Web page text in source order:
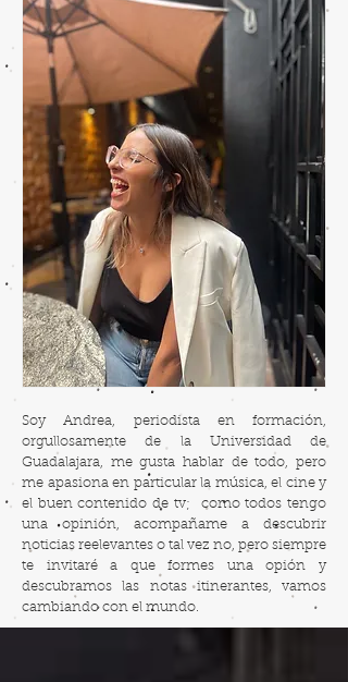
Soy Andrea, periodista en formación,
orgullosamente de la Universidad de
Guadalajara, me gusta hablar de todo, pero
me apasiona en particular la música, el cine y
el buen contenido de tv; como todos tengo
una opinión, acompañame a descubrir
noticias reelevantes o tal vez no, pero siempre
te invitaré a que formes una opión y
descubramos las notas itinerantes, vamos
cambiando con el mundo.